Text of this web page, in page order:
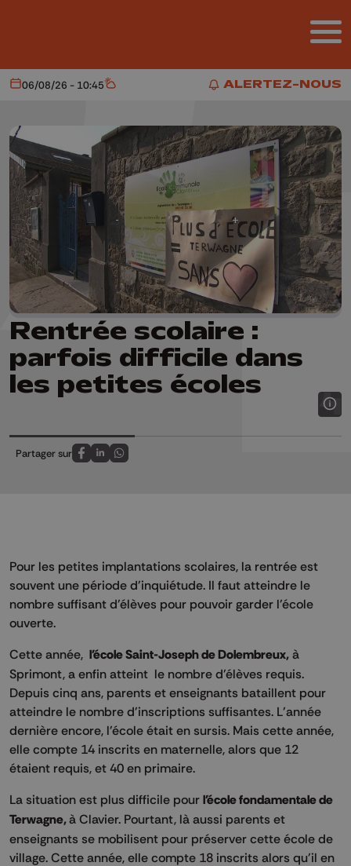
ALERTEZ-NOUS
ALERTEZ-NOUS
Aujourd'hui
06/08/26 - 10:45 Météo
Rentrée scolaire :
parfois difficile dans
les petites écoles
Partager sur
Partagez sur FaceBook
Partagez sur LinkedIn
Partagez sur Whatsapp
Pour les petites implantations scolaires, la rentrée est
souvent une période d'inquiétude. Il faut atteindre le
nombre suffisant d'élèves pour pouvoir garder l'école
ouverte.
Cette année, l'école Saint-Joseph de Dolembreux, à
Sprimont, a enfin atteint le nombre d'élèves requis.
Depuis cinq ans, parents et enseignants bataillent pour
atteindre le nombre d'inscriptions suffisantes. L'année
dernière encore, l'école était en sursis. Mais cette année,
elle compte 14 inscrits en maternelle, alors que 12
étaient requis, et 40 en primaire.
La situation est plus difficile pour l'école fondamentale de
Terwagne,à Clavier. Pourtant, là aussi parents et
enseignants se mobilisent pour préserver cette école de
village. Cette année, elle compte 18 inscrits alors qu'il en